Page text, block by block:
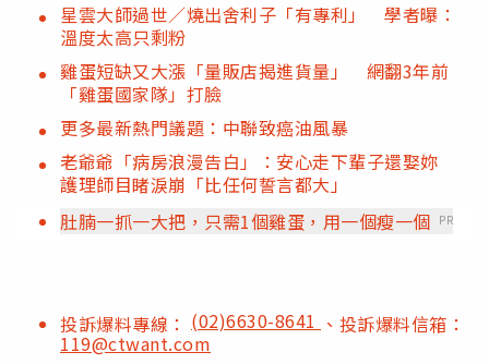
星雲大師過世／燒出舍利子「有專利」 學者曝：
溫度太高只剩粉
雞蛋短缺又大漲「量販店揭進貨量」 網翻3年前
「雞蛋國家隊」打臉
更多最新熱門議題：中聯致癌油風暴
老爺爺「病房浪漫告白」：安心走下輩子還娶妳
護理師目睹淚崩「比任何誓言都大」
肚腩一抓一大把，只需1個雞蛋，用一個瘦一個 PR
投訴爆料專線： (02)6630-8641 、投訴爆料信箱：
119@ctwant.com